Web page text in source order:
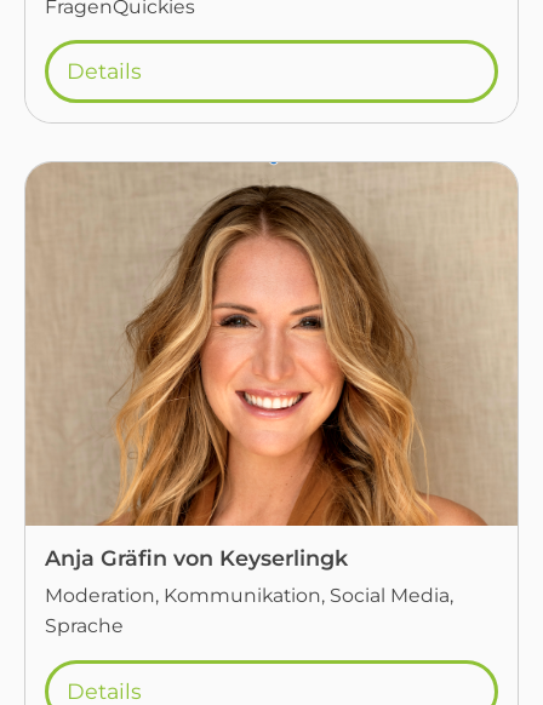
FragenQuickies
Details
Anja Gräfin von Keyserlingk
Moderation, Kommunikation, Social Media,
Sprache
Details